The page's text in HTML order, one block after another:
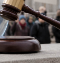
a un
de
Telegram. En
más de 1300
el token del